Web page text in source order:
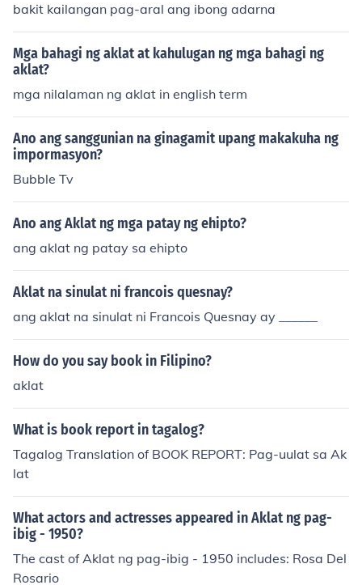
bakit kailangan pag-aral ang ibong adarna
Mga bahagi ng aklat at kahulugan ng mga bahagi ng
aklat?
mga nilalaman ng aklat in english term
Ano ang sanggunian na ginagamit upang makakuha ng
impormasyon?
Bubble Tv
Ano ang Aklat ng mga patay ng ehipto?
ang aklat ng patay sa ehipto
Aklat na sinulat ni francois quesnay?
ang aklat na sinulat ni Francois Quesnay ay ______
How do you say book in Filipino?
aklat
What is book report in tagalog?
Tagalog Translation of BOOK REPORT: Pag-uulat sa Ak
lat
What actors and actresses appeared in Aklat ng pag-
ibig - 1950?
The cast of Aklat ng pag-ibig - 1950 includes: Rosa Del
Rosario